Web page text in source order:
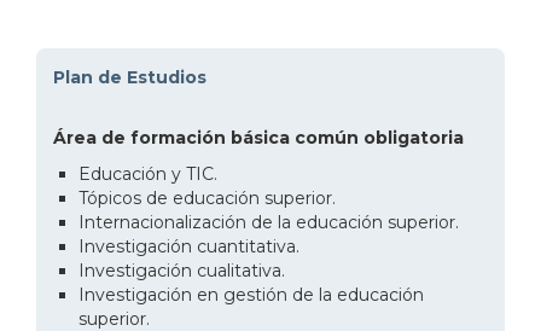
Plan de Estudios
Área de formación básica común obligatoria
Educación y TIC.
Tópicos de educación superior.
Internacionalización de la educación superior.
Investigación cuantitativa.
Investigación cualitativa.
Investigación en gestión de la educación
superior.